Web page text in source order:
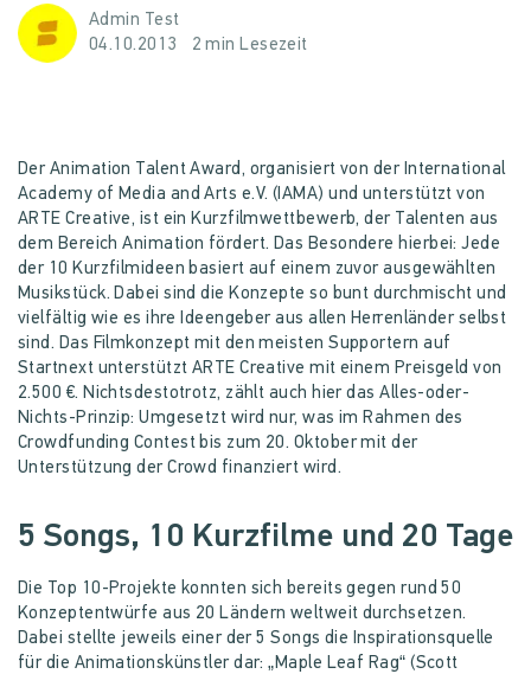
Admin Test
04.10.2013
2 min Lesezeit
Der Animation Talent Award, organisiert von der International
Academy of Media and Arts e.V. (IAMA) und unterstützt von
ARTE Creative, ist ein Kurzfilmwettbewerb, der Talenten aus
dem Bereich Animation fördert. Das Besondere hierbei: Jede
der 10 Kurzfilmideen basiert auf einem zuvor ausgewählten
Musikstück. Dabei sind die Konzepte so bunt durchmischt und
vielfältig wie es ihre Ideengeber aus allen Herrenländer selbst
sind. Das Filmkonzept mit den meisten Supportern auf
Startnext unterstützt ARTE Creative mit einem Preisgeld von
2.500 €. Nichtsdestotrotz, zählt auch hier das Alles-oder-
Nichts-Prinzip: Umgesetzt wird nur, was im Rahmen des
Crowdfunding Contest bis zum 20. Oktober mit der
Unterstützung der Crowd finanziert wird.
5 Songs, 10 Kurzfilme und 20 Tage
Die Top 10-Projekte konnten sich bereits gegen rund 50
Konzeptentwürfe aus 20 Ländern weltweit durchsetzen.
Dabei stellte jeweils einer der 5 Songs die Inspirationsquelle
für die Animationskünstler dar: „Maple Leaf Rag“ (Scott